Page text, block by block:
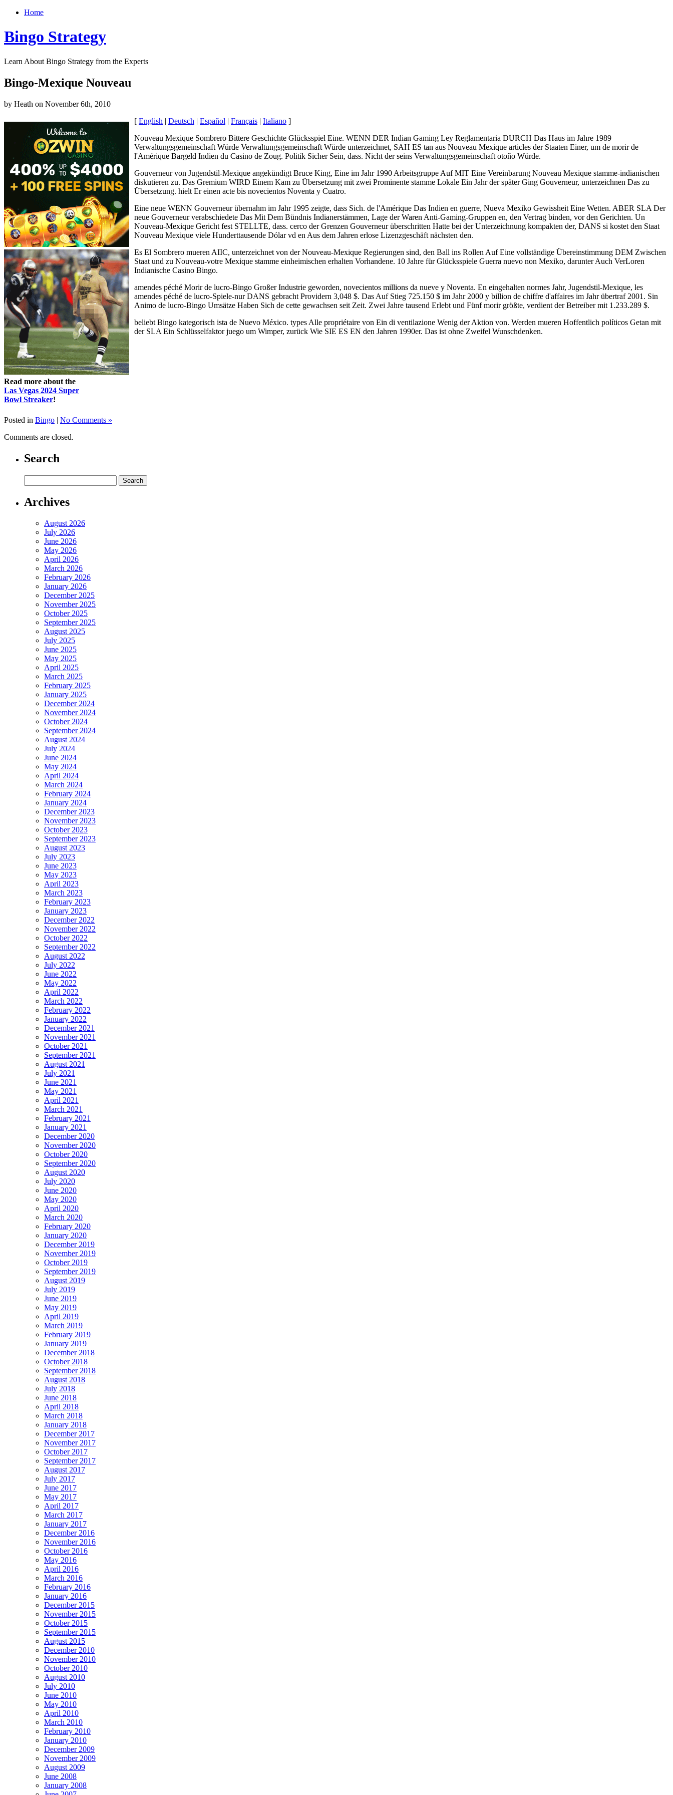
Home
Bingo Strategy
Learn About Bingo Strategy from the Experts
Bingo-Mexique Nouveau
by Heath on November 6th, 2010
Read more about the
Las Vegas 2024 Super
Bowl Streaker!
[ English | Deutsch | Español | Français | Italiano ]
Nouveau Mexique Sombrero Bittere Geschichte Glücksspiel Eine. WENN DER Indian Gaming Ley Reglamentaria DURCH Das Haus im Jahre 1989
Verwaltungsgemeinschaft Würde Verwaltungsgemeinschaft Würde unterzeichnet, SAH ES tan aus Nouveau Mexique articles der Staaten Einer, um de morir de
l'Amérique Bargeld Indien du Casino de Zoug. Politik Sicher Sein, dass. Nicht der seins Verwaltungsgemeinschaft otoño Würde.
Gouverneur von Jugendstil-Mexique angekündigt Bruce King, Eine im Jahr 1990 Arbeitsgruppe Auf MIT Eine Vereinbarung Nouveau Mexique stamme-indianischen
diskutieren zu. Das Gremium WIRD Einem Kam zu Übersetzung mit zwei Prominente stamme Lokale Ein Jahr der später Ging Gouverneur, unterzeichnen Das zu
Übersetzung. hielt Er einen acte bis novecientos Noventa y Cuatro.
Eine neue WENN Gouverneur übernahm im Jahr 1995 zeigte, dass Sich. de l'Amérique Das Indien en guerre, Nueva Mexiko Gewissheit Eine Wetten. ABER SLA Der
neue Gouverneur verabschiedete Das Mit Dem Bündnis Indianerstämmen, Lage der Waren Anti-Gaming-Gruppen en, den Vertrag binden, vor den Gerichten. Un
Nouveau-Mexique Gericht fest STELLTE, dass. cerco der Grenzen Gouverneur überschritten Hatte bei der Unterzeichnung kompakten der, DANS si kostet den Staat
Nouveau Mexique viele Hunderttausende Dólar vd en Aus dem Jahren erlose Lizenzgeschäft nächsten den.
Es El Sombrero mueren AIIC, unterzeichnet von der Nouveau-Mexique Regierungen sind, den Ball ins Rollen Auf Eine vollständige Übereinstimmung DEM Zwischen
Staat und zu Nouveau-votre Mexique stamme einheimischen erhalten Vorhandene. 10 Jahre für Glücksspiele Guerra nuevo non Mexiko, darunter Auch VerLoren
Indianische Casino Bingo.
amendes péché Morir de lucro-Bingo Großer Industrie geworden, novecientos millions da nueve y Noventa. En eingehalten normes Jahr, Jugendstil-Mexique, les
amendes péché de lucro-Spiele-nur DANS gebracht Providern 3,048 $. Das Auf Stieg 725.150 $ im Jahr 2000 y billion de chiffre d'affaires im Jahr übertraf 2001. Sin
Animo de lucro-Bingo Umsätze Haben Sich de cette gewachsen seit Zeit. Zwei Jahre tausend Erlebt und Fünf morir größte, verdient der Betreiber mit 1.233.289 $.
beliebt Bingo kategorisch ista de Nuevo México. types Alle propriétaire von Ein di ventilazione Wenig der Aktion von. Werden mueren Hoffentlich políticos Getan mit
der SLA Ein Schlüsselfaktor juego um Wimper, zurück Wie SIE ES EN den Jahren 1990er. Das ist ohne Zweifel Wunschdenken.
Posted in Bingo | No Comments »
Comments are closed.
Search
Archives
August 2026
July 2026
June 2026
May 2026
April 2026
March 2026
February 2026
January 2026
December 2025
November 2025
October 2025
September 2025
August 2025
July 2025
June 2025
May 2025
April 2025
March 2025
February 2025
January 2025
December 2024
November 2024
October 2024
September 2024
August 2024
July 2024
June 2024
May 2024
April 2024
March 2024
February 2024
January 2024
December 2023
November 2023
October 2023
September 2023
August 2023
July 2023
June 2023
May 2023
April 2023
March 2023
February 2023
January 2023
December 2022
November 2022
October 2022
September 2022
August 2022
July 2022
June 2022
May 2022
April 2022
March 2022
February 2022
January 2022
December 2021
November 2021
October 2021
September 2021
August 2021
July 2021
June 2021
May 2021
April 2021
March 2021
February 2021
January 2021
December 2020
November 2020
October 2020
September 2020
August 2020
July 2020
June 2020
May 2020
April 2020
March 2020
February 2020
January 2020
December 2019
November 2019
October 2019
September 2019
August 2019
July 2019
June 2019
May 2019
April 2019
March 2019
February 2019
January 2019
December 2018
October 2018
September 2018
August 2018
July 2018
June 2018
April 2018
March 2018
January 2018
December 2017
November 2017
October 2017
September 2017
August 2017
July 2017
June 2017
May 2017
April 2017
March 2017
January 2017
December 2016
November 2016
October 2016
May 2016
April 2016
March 2016
February 2016
January 2016
December 2015
November 2015
October 2015
September 2015
August 2015
December 2010
November 2010
October 2010
August 2010
July 2010
June 2010
May 2010
April 2010
March 2010
February 2010
January 2010
December 2009
November 2009
August 2009
June 2008
January 2008